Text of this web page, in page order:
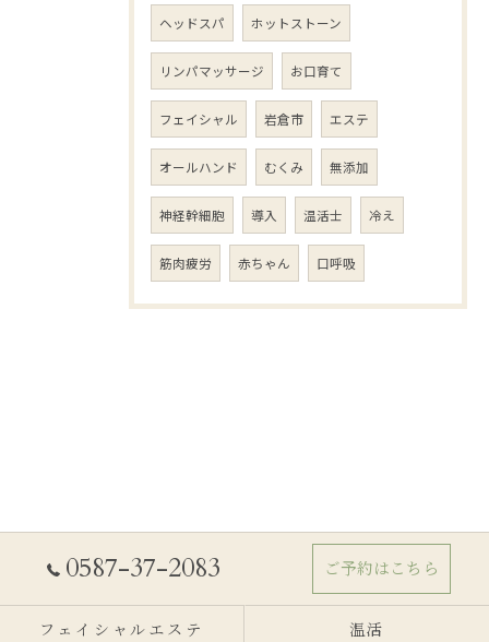
ヘッドスパ ホットストーン
リンパマッサージ お口育て
フェイシャル 岩倉市 エステ
オールハンド むくみ 無添加
神経幹細胞 導入 温活士 冷え
筋肉疲労 赤ちゃん 口呼吸
0587-37-2083 ご予約はこちら
フェイシャルエステ 温活